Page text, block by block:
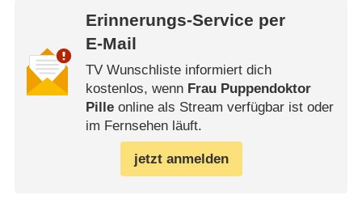
Erinnerungs-Service per
E-Mail
TV Wunschliste informiert dich
kostenlos, wenn Frau Puppendoktor
Pilleonline als Stream verfügbar ist oder
im Fernsehen läuft.
jetzt anmelden